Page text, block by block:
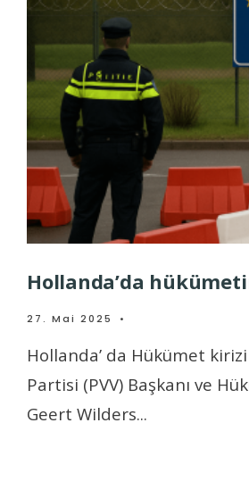
Hollanda’da
27. Mai 2025 •
Hollanda’ da Hükümet
Partisi (PVV) Başkanı ve
Geert Wilders...